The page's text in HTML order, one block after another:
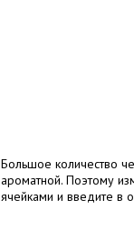
Большое количество
ароматной. Поэтому
ячейками и введите в